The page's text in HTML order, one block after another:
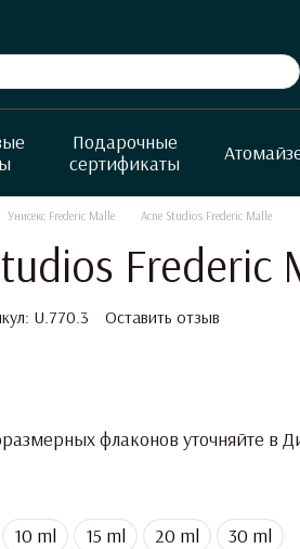
Подарочные
сертификаты
Унисекс Frederic Malle Acne Studios Frederic Malle
Frederic
U.770.3 Оставить отзыв
флаконов уточняйте в
10 ml 15 ml 20 ml 30 ml